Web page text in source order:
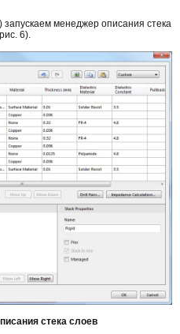
менеджер описания стека
6).
стека слоев